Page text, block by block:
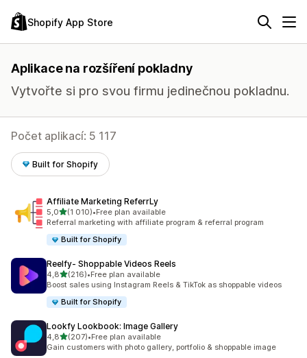
Shopify App Store
Aplikace na rozšíření pokladny
Vytvořte si pro svou firmu jedinečnou pokladnu.
Počet aplikací: 5 117
Built for Shopify
Affiliate Marketing ReferrLy
5,0z 5 hvězd
(1 010)
Celkový počet recenzí: 1010
•Free plan available
Referral marketing with affiliate program & referral program
Built for Shopify
Reelfy‑ Shoppable Videos Reels
4,8z 5 hvězd
(216)
Celkový počet recenzí: 216
•Free plan available
Boost sales using Instagram Reels & TikTok as shoppable videos
Built for Shopify
Lookfy Lookbook: Image Gallery
4,8z 5 hvězd
(207)
Celkový počet recenzí: 207
•Free plan available
Gain customers with photo gallery, portfolio & shoppable image